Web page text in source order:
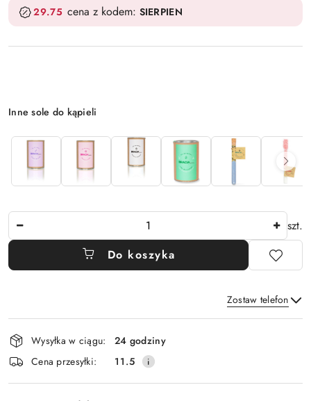
29.75 cena z kodem: SIERPIEN
Wariant
Inne sole do kąpieli
szt.
Do koszyka
Zostaw telefon
Wyślij
Dostępność
i
dostawa
Wysyłka w ciągu:
24 godziny
Cena przesyłki:
11.5